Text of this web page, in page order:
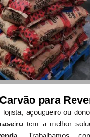
Carvão para
lojista, açougueiro ou
tem a melhor